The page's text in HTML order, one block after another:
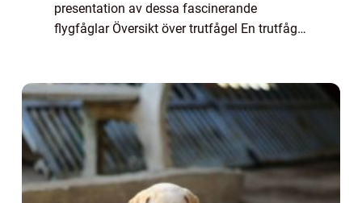
presentation av dessa fascinerande
flygfåglar Översikt över trutfågel En trutfågel